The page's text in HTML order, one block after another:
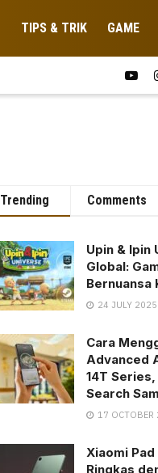
TIPS & TRIK GAME
Trending Comments
Upin & Ipin
Global:
Bernuansa
24 JULY 2025
Cara
Advanced
14T
Search
17 OCTOBER
Xiaomi
Ringkas